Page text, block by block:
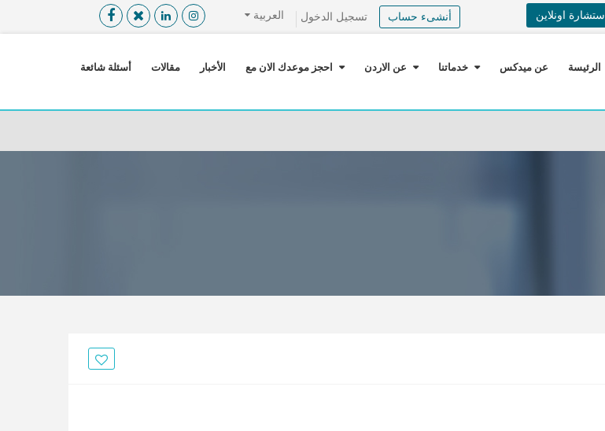
القائمة X
العربية تسجيل الدخول استشارة اونلاين أنشىء حساب
الرئيسة عن ميدكس خدماتنا عن الاردن احجز موعدك الان مع الأخبار مقالات أسئلة شائعة